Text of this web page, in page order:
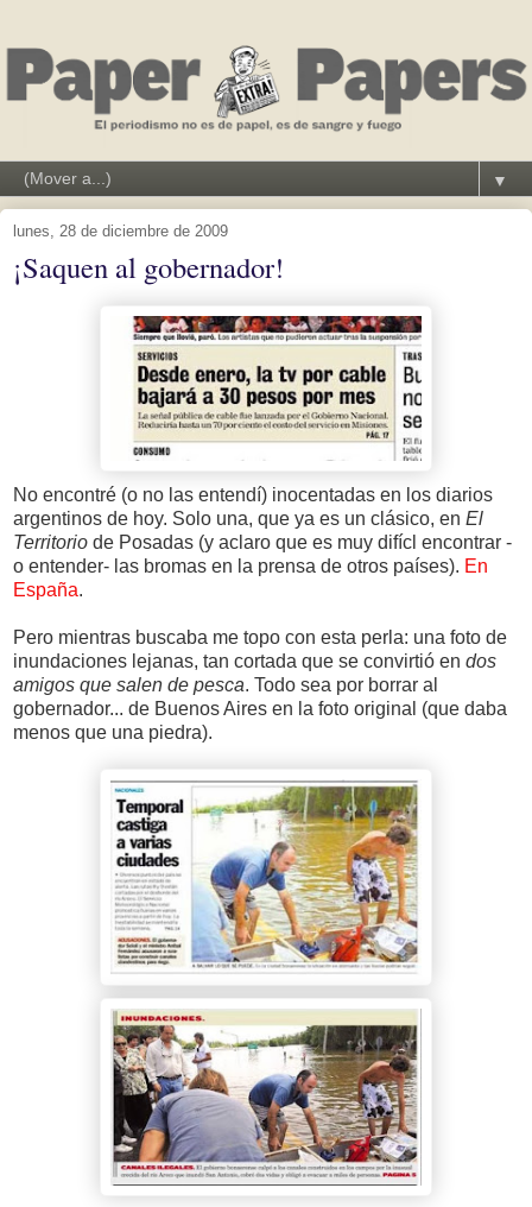
▼
lunes, 28 de diciembre de 2009
¡Saquen al gobernador!
No encontré (o no las entendí) inocentadas en los diarios
argentinos de hoy. Solo una, que ya es un clásico, en El
Territorio de Posadas (y aclaro que es muy difícl encontrar -
o entender- las bromas en la prensa de otros países). En
España.
Pero mientras buscaba me topo con esta perla: una foto de
inundaciones lejanas, tan cortada que se convirtió en dos
amigos que salen de pesca. Todo sea por borrar al
gobernador... de Buenos Aires en la foto original (que daba
menos que una piedra).